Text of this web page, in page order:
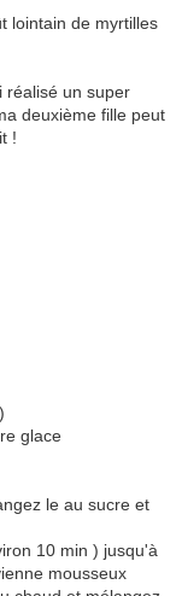
lointain de myrtilles
réalisé un super
deuxième fille peut
!
glace
le au sucre et
10 min ) jusqu'à
mousseux